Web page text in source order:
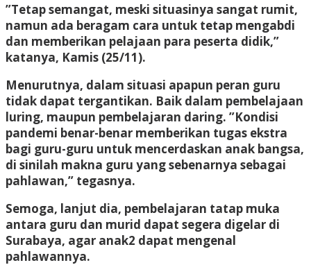
”Tetap semangat, meski situasinya sangat rumit,
namun ada beragam cara untuk tetap mengabdi
dan memberikan pelajaan para peserta didik,”
katanya, Kamis (25/11).
Menurutnya, dalam situasi apapun peran guru
tidak dapat tergantikan. Baik dalam pembelajaan
luring, maupun pembelajaran daring. ”Kondisi
pandemi benar-benar memberikan tugas ekstra
bagi guru-guru untuk mencerdaskan anak bangsa,
di sinilah makna guru yang sebenarnya sebagai
pahlawan,” tegasnya.
Semoga, lanjut dia, pembelajaran tatap muka
antara guru dan murid dapat segera digelar di
Surabaya, agar anak2 dapat mengenal
pahlawannya.